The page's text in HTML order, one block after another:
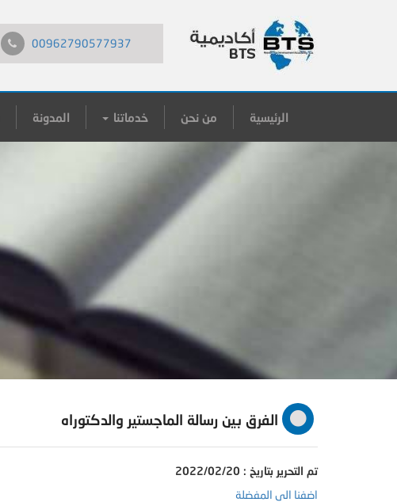
00962790577937
الرئيسية من نحن خدماتنا المدونة
الفرق بين رسالة الماجستير والدكتوراه
تم التحرير بتاريخ : 2022/02/20
اضفنا الى المفضلة